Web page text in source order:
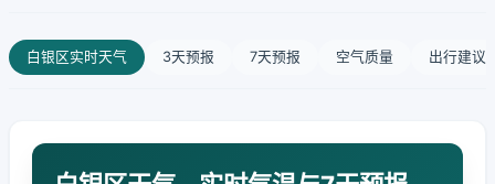
白银区实时天气 3天预报 7天预报 空气质量 出行建议